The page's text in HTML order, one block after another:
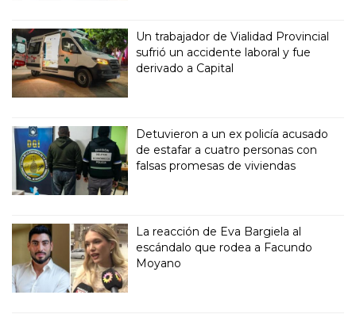
Un trabajador de Vialidad Provincial
sufrió un accidente laboral y fue
derivado a Capital
Detuvieron a un ex policía acusado
de estafar a cuatro personas con
falsas promesas de viviendas
La reacción de Eva Bargiela al
escándalo que rodea a Facundo
Moyano